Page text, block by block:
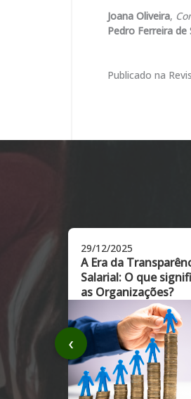
Joana Oliveira,
Pedro Ferreira de
Publicado na
11/11/2025
A Ética da IA na
Talentos: Onde
Linha?
‹